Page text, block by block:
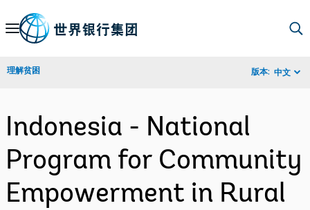
Skip
Navigation
理解贫困 版本: 中文
Indonesia - National
Program for Community
Empowerment in Rural